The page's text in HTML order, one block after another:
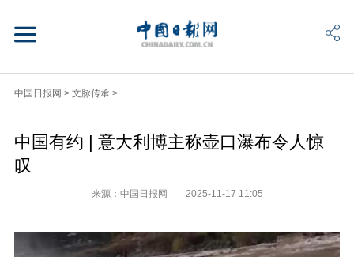
中国日报网 > 文脉传承>
中国有约 | 意大利博主称壶口瀑布令人惊
叹
来源：中国日报网 2025-11-17 11:05